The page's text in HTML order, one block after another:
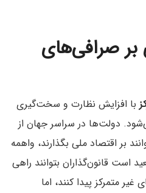
بر صرافی‌های
با افزایش نظارت و سخت‌گیری
دولت‌ها در سراسر جهان از
بر اقتصاد ملی بگذارند، واهمه
است قانون‌گذاران بتوانند راهی
متمرکز پیدا کنند، اما